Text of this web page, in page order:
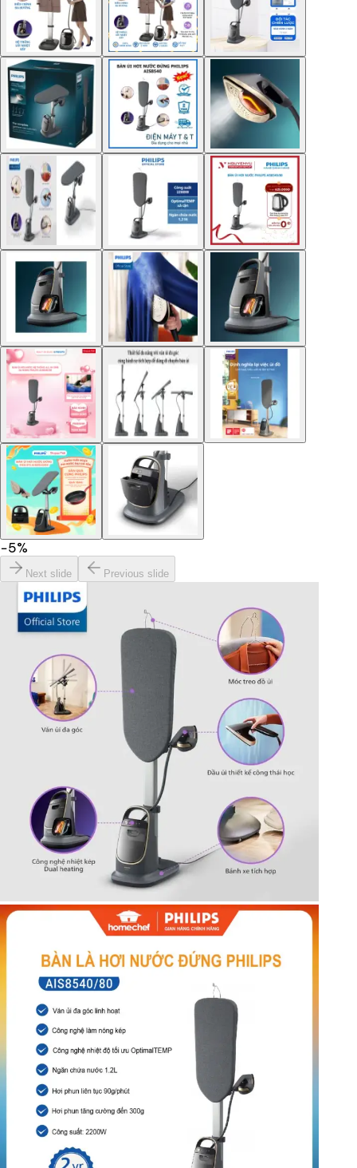
−5%
Next slide Previous slide